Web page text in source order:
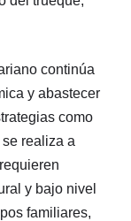
continúa
y abastecer
como
realiza a
y bajo nivel
familiares,